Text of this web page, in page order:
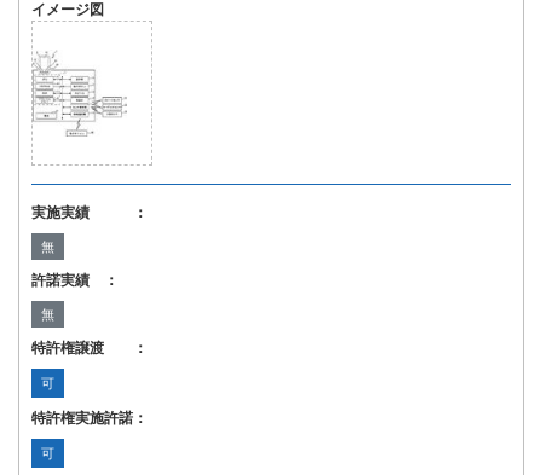
イメージ図
実施実績 ：
無
許諾実績 ：
無
特許権譲渡 ：
可
特許権実施許諾：
可